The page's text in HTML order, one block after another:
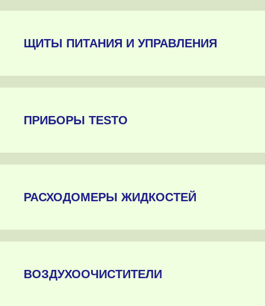
ЩИТЫ ПИТАНИЯ И УПРАВЛЕНИЯ
ПРИБОРЫ TESTO
РАСХОДОМЕРЫ ЖИДКОСТЕЙ
ВОЗДУХООЧИСТИТЕЛИ